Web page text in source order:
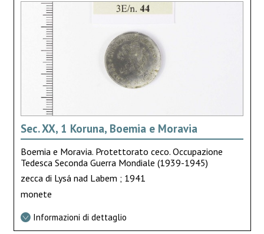
Sec. XX, 1 Koruna, Boemia e Moravia
Boemia e Moravia. Protettorato ceco. Occupazione
Tedesca Seconda Guerra Mondiale (1939-1945)
zecca di Lysá nad Labem ; 1941
monete
Informazioni di dettaglio